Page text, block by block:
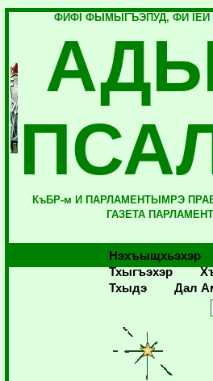
ФИФI ФЫМЫГЪЭПУД, ФИ
КъБР-м И ПАРЛАМЕНТЫМРЭ
ГАЗЕТА
Нэхъыщхьэхэр
Тхыгъэхэр
Тхыдэ
Дал